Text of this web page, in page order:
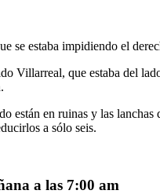
se estaba impidiendo el
Villarreal, que estaba del
están en ruinas y las
a sólo seis.
a las 7:00 am